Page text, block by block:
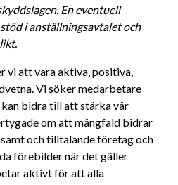
En eventuell
i anställningsavtalet och
vi att vara aktiva, positiva,
Vi söker medarbetare
bidra till att stärka vår
om att mångfald bidrar
och tilltalande företag och
förebilder när det gäller
aktivt för att alla